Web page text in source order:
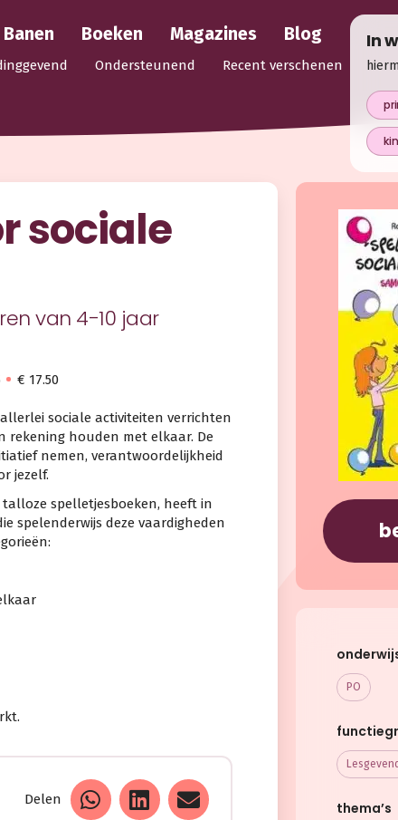
Banen Boeken Magazines Blog
Ondersteunend Recent verschenen
sociale
van 4-10 jaar
€ 17.50
sociale activiteiten verrichten
rekening houden met elkaar. De
nemen, verantwoordelijkheid
jezelf.
spelletjesboeken, heeft in
spelenderwijs deze vaardigheden
Delen
PO
Lesgevend
thema’s
In